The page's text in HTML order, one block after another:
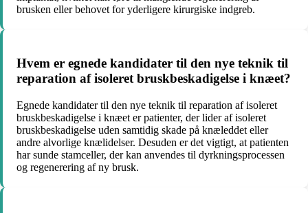
brusken eller behovet for yderligere kirurgiske indgreb.
Hvem er egnede kandidater til den nye teknik til
reparation af isoleret bruskbeskadigelse i knæet?
Egnede kandidater til den nye teknik til reparation af isoleret
bruskbeskadigelse i knæet er patienter, der lider af isoleret
bruskbeskadigelse uden samtidig skade på knæleddet eller
andre alvorlige knælidelser. Desuden er det vigtigt, at patienten
har sunde stamceller, der kan anvendes til dyrkningsprocessen
og regenerering af ny brusk.